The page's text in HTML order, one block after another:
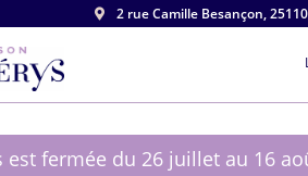
 2 rue Camille Besançon,
est fermée du 26 juillet au 16